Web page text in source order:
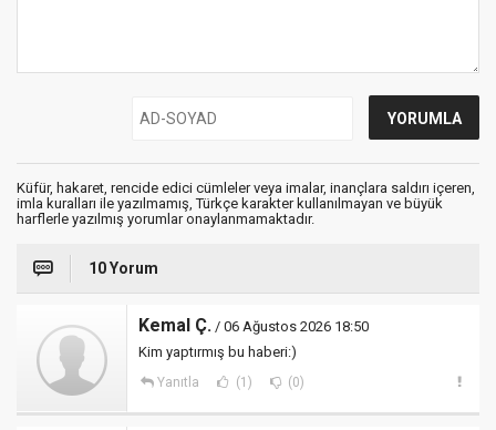
Küfür, hakaret, rencide edici cümleler veya imalar, inançlara saldırı içeren,
imla kuralları ile yazılmamış, Türkçe karakter kullanılmayan ve büyük
harflerle yazılmış yorumlar onaylanmamaktadır.
10 Yorum
Kemal Ç. / 06 Ağustos 2026 18:50
Kim yaptırmış bu haberi:)
Yanıtla (1) (0)